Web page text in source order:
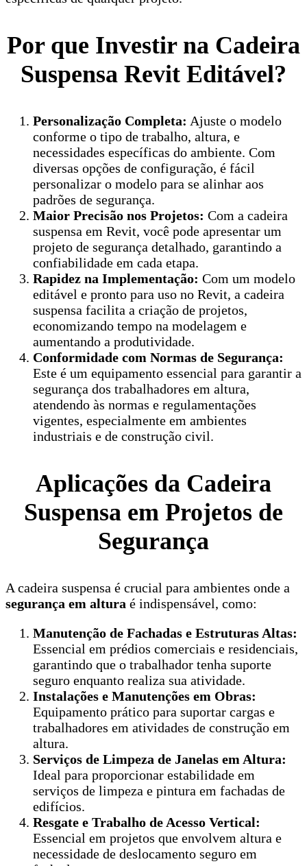
Por que Investir na Cadeira
Suspensa Revit Editável?
Personalização Completa: Ajuste o modelo
conforme o tipo de trabalho, altura, e
necessidades específicas do ambiente. Com
diversas opções de configuração, é fácil
personalizar o modelo para se alinhar aos
padrões de segurança.
Maior Precisão nos Projetos: Com a cadeira
suspensa em Revit, você pode apresentar um
projeto de segurança detalhado, garantindo a
confiabilidade em cada etapa.
Rapidez na Implementação: Com um modelo
editável e pronto para uso no Revit, a cadeira
suspensa facilita a criação de projetos,
economizando tempo na modelagem e
aumentando a produtividade.
Conformidade com Normas de Segurança:
Este é um equipamento essencial para garantir a
segurança dos trabalhadores em altura,
atendendo às normas e regulamentações
vigentes, especialmente em ambientes
industriais e de construção civil.
Aplicações da Cadeira
Suspensa em Projetos de
Segurança
A cadeira suspensa é crucial para ambientes onde a
segurança em altura é indispensável, como:
Manutenção de Fachadas e Estruturas Altas:
Essencial em prédios comerciais e residenciais,
garantindo que o trabalhador tenha suporte
seguro enquanto realiza sua atividade.
Instalações e Manutenções em Obras:
Equipamento prático para suportar cargas e
trabalhadores em atividades de construção em
altura.
Serviços de Limpeza de Janelas em Altura:
Ideal para proporcionar estabilidade em
serviços de limpeza e pintura em fachadas de
edifícios.
Resgate e Trabalho de Acesso Vertical:
Essencial em projetos que envolvem altura e
necessidade de deslocamento seguro em